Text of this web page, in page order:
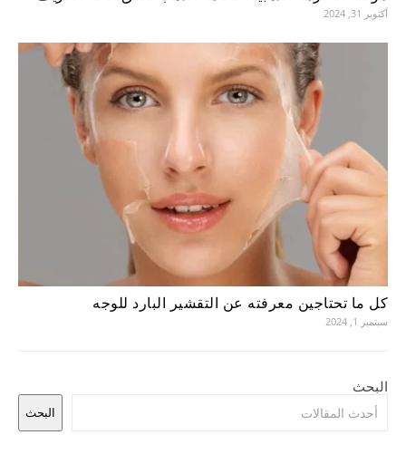
أكتوبر 31, 2024
كل ما تحتاجين معرفته عن التقشير البارد للوجه
سبتمبر 1, 2024
البحث
البحث